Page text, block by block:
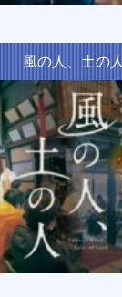
風の人、土の人